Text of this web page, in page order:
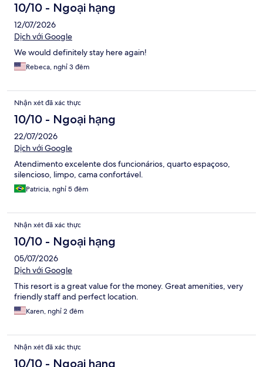
10/10 - Ngoại hạng
12/07/2026
Dịch với Google
We would definitely stay here again!
Rebeca, nghỉ 3 đêm
Nhận xét đã xác thực
10/10 - Ngoại hạng
22/07/2026
Dịch với Google
Atendimento excelente dos funcionários, quarto espaçoso,
silencioso, limpo, cama confortável.
Patricia, nghỉ 5 đêm
Nhận xét đã xác thực
10/10 - Ngoại hạng
05/07/2026
Dịch với Google
This resort is a great value for the money. Great amenities, very
friendly staff and perfect location.
Karen, nghỉ 2 đêm
Nhận xét đã xác thực
10/10 - Ngoại hạng